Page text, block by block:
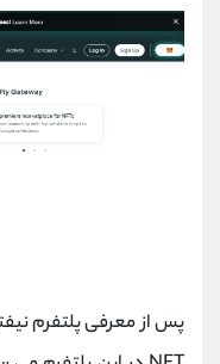
پس از معرفی پلتفرم